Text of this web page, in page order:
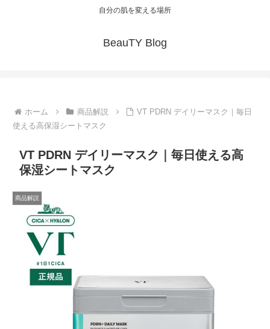
自分の肌を変える場所
BeauTY Blog
ホーム 商品解説
VT PDRN デイリーマスク｜毎日
使える高保湿シートマスク
VT PDRN デイリーマスク｜毎日使える高
保湿シートマスク
商品解説